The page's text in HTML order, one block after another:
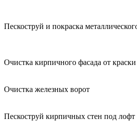
Пескоструй и покраска
Очистка кирпичного фасада от краски
Очистка железных ворот
Пескоструй кирпичных стен под лофт